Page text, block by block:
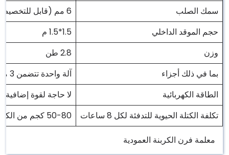
سمك الصلب
6 مم (قابل للتخصيص)
حجم الموقد الداخلي
1.5*1.5 م
وزن
2.8 طن
بما في ذلك أجزاء
آلة واحدة تتضمن 3 مواقد
الطاقة الكهربائية
لا حاجة لقوة إضافية
تكلفة الكتلة الحيوية للتدفئة لكل 8 ساعات
50-80 كجم من الكتلة الحيوية للنفايات لكل 8 ساعات
معلمة فرن الكربنة العمودية